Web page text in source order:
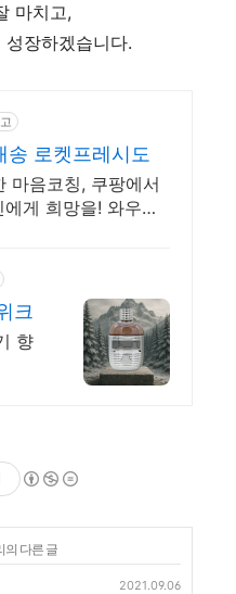
마치고,
장하겠습니다.
송 로켓프레시도
마음코칭, 쿠팡에서
게 희망을! 와우회
크
향
의 다른 글
2021.09.06